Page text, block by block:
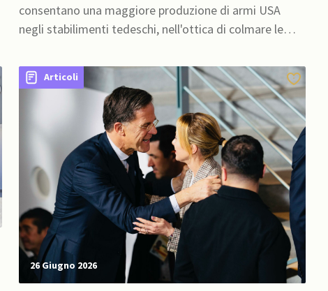
consentano una maggiore produzione di armi USA
negli stabilimenti tedeschi, nell'ottica di colmare le
Articoli
26 Giugno 2026